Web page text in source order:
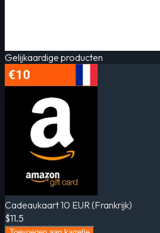
Gelijkaardige producten
Cadeaukaart 10 EUR (Frankrijk)
$11.5